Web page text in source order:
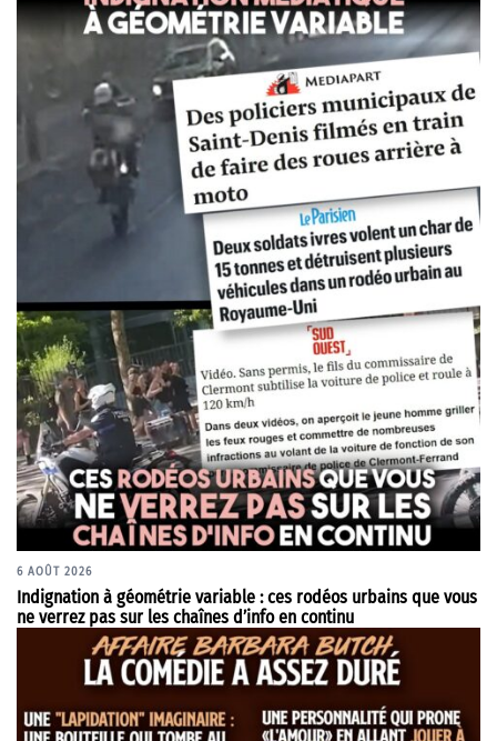
6 AOÛT 2026
Indignation à géométrie variable : ces rodéos urbains que vous
ne verrez pas sur les chaînes d’info en continu